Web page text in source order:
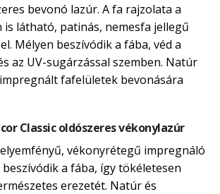
bevonó lazúr. A fa rajzolata a
is látható, patinás, nemesfa jellegű
Mélyen beszívódik a fába, véd a
az UV-sugárzással szemben. Natúr
fafelületek bevonására
Classic oldószeres vékonylazúr
vékonyrétegű impregnáló
a fába, így tökéletesen
erezetét. Natúr és